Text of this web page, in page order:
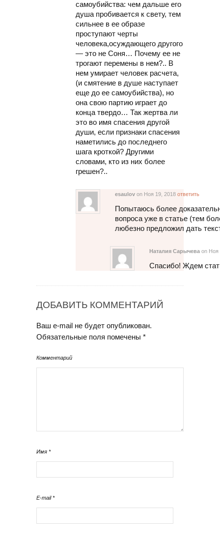
самоубийства: чем дальше его
душа пробивается к свету, тем
сильнее в ее образе
проступают черты
человека,осуждающего другого
— это не Соня… Почему ее не
трогают перемены в нем?.. В
нем умирает человек расчета,
(и смятение в душе наступает
еще до ее самоубийства), но
она свою партию играет до
конца твердо… Так жертва ли
это во имя спасения другой
души, если признаки спасения
наметились до последнего
шага кроткой? Другими
словами, кто из них более
грешен?..
esaulov on Ноя 19, 2018 ответить
Попытаюсь более
вопроса уже в статье (тем
любезно предложил дать
Наталия Сарычева on Ноя
Спасибо! Ждем
ДОБАВИТЬ КОММЕНТАРИЙ
Ваш e-mail не будет опубликован.
Обязательные поля помечены *
Комментарий
Имя *
E-mail*